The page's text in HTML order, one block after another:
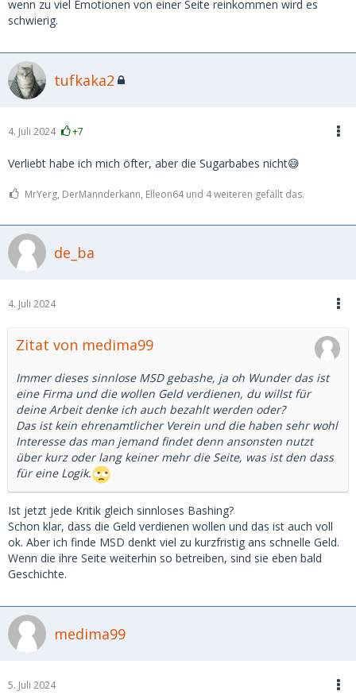
Gerade diese Unverbindlichkeit ist doch die Nische in der
der Sugardaddy zu Hause ist.
In all den Jahren hat sich noch nie ein Sugarbabe in mich
verliebt und wollte mich heiraten.
wenn zu viel Emotionen von einer Seite reinkommen wird es
schwierig.
tufkaka2
4. Juli 2024 +7
Verliebt habe ich mich öfter, aber die Sugarbabes nicht😅
MrYerg, DerMannderkann, Elleon64 und 4 weiteren gefällt das.
de_ba
4. Juli 2024
Zitat von medima99
Immer dieses sinnlose MSD gebashe, ja oh Wunder das ist
eine Firma und die wollen Geld verdienen, du willst für
deine Arbeit denke ich auch bezahlt werden oder?
Das ist kein ehrenamtlicher Verein und die haben sehr wohl
Interesse das man jemand findet denn ansonsten nutzt
über kurz oder lang keiner mehr die Seite, was ist den dass
für eine Logik.
Ist jetzt jede Kritik gleich sinnloses Bashing?
Schon klar, dass die Geld verdienen wollen und das ist auch voll
ok. Aber ich finde MSD denkt viel zu kurzfristig ans schnelle Geld.
Wenn die ihre Seite weiterhin so betreiben, sind sie eben bald
Geschichte.
medima99
5. Juli 2024